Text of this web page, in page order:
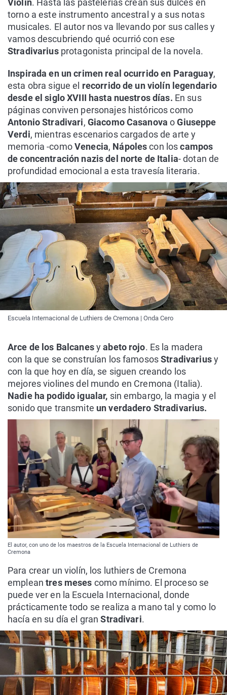
Violín. Hasta las pastelerías crean sus dulces en
torno a este instrumento ancestral y a sus notas
musicales. El autor nos va llevando por sus calles y
vamos descubriendo qué ocurrió con ese
Stradivariusprotagonista principal de la novela.
Inspirada en un crimen real ocurrido en Paraguay,
esta obra sigue el recorrido de un violín legendario
desde el siglo XVIII hasta nuestros días. En sus
páginas conviven personajes históricos como
Antonio Stradivari, Giacomo Casanova oGiuseppe
Verdi, mientras escenarios cargados de arte y
memoria -comoVenecia, Nápolescon loscampos
de concentración nazis del norte de Italia- dotan de
profundidad emocional a esta travesía literaria.
Escuela Internacional de Luthiers de Cremona | Onda Cero
Arce de los Balcanesyabeto rojo. Es la madera
con la que se construían los famososStradivariusy
con la que hoy en día, se siguen creando los
mejores violines del mundo en Cremona (Italia).
Nadie ha podido igualar, sin embargo, la magia y el
sonido que transmite un verdadero Stradivarius.
El autor, con uno de los maestros de la Escuela Internacional de Luthiers de
Cremona
Para crear un violín, los luthiers de Cremona
emplean tres meses como mínimo. El proceso se
puede ver en la Escuela Internacional, donde
prácticamente todo se realiza a mano tal y como lo
hacía en su día el granStradivari.